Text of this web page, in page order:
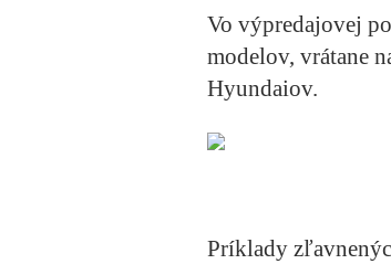
Vo výpredajovej
modelov, vrátane
Hyundaiov.
Príklady